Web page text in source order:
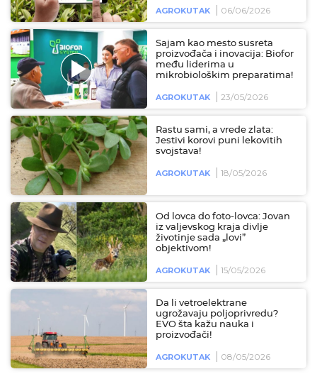
AGROKUTAK 06/06/2026
Sajam kao mesto susreta
proizvođača i inovacija: Biofor
među liderima u
mikrobiološkim preparatima!
AGROKUTAK 23/05/2026
Rastu sami, a vrede zlata:
Jestivi korovi puni lekovitih
svojstava!
AGROKUTAK 18/05/2026
Od lovca do foto-lovca: Jovan
iz valjevskog kraja divlje
životinje sada „lovi”
objektivom!
AGROKUTAK 15/05/2026
Da li vetroelektrane
ugrožavaju poljoprivredu?
EVO šta kažu nauka i
proizvođači!
AGROKUTAK 08/05/2026